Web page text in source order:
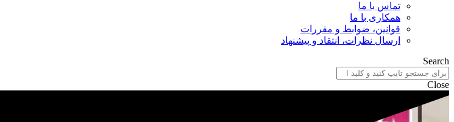
تماس با ما
همکاری با ما
قوانین، ضوابط و مقررات
ارسال نظرات، انتقاد و پیشنهاد
Search
Close